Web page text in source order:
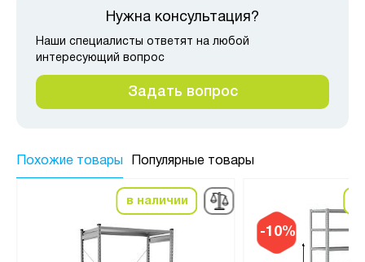
Нужна консультация?
Наши специалисты ответят на любой
интересующий вопрос
Задать вопрос
Похожие товары Популярные товары
в наличии
-10%